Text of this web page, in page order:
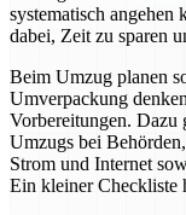
systematisch
dabei, Zeit zu sparen
Beim Umzug planen
Umverpackung
Vorbereitungen. Dazu
Umzugs bei
Strom und Internet
Ein kleiner Checkliste